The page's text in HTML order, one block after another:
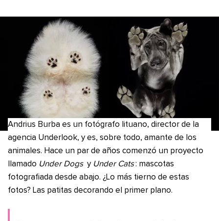
Andrius Burba es un fotógrafo lituano, director de la
agencia Underlook, y es, sobre todo, amante de los
animales. Hace un par de años comenzó un proyecto
llamado Under Dogs y Under Cats : mascotas
fotografiada desde abajo. ¿Lo más tierno de estas
fotos? Las patitas decorando el primer plano.